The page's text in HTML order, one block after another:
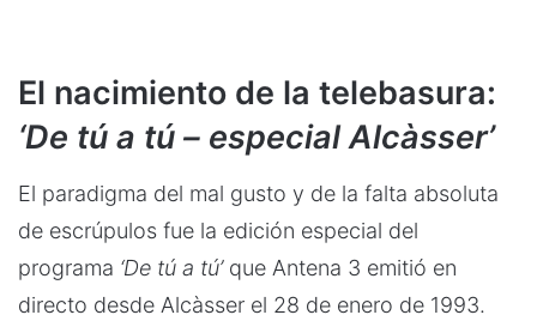
El nacimiento de la telebasura:
‘De tú a tú – especial Alcàsser’
El paradigma del mal gusto y de la falta absoluta
de escrúpulos fue la edición especial del
programa ‘De tú a tú’que Antena 3 emitió en
directo desde Alcàsser el 28 de enero de 1993.